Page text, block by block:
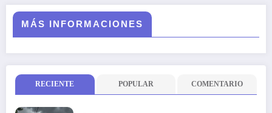
MÁS INFORMACIONES
RECIENTE POPULAR COMENTARIO